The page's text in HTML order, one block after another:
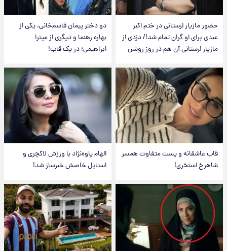
حضور مازیار لرستانی در ختم اکبر
عبدی برای او گران تمام شد!/ دزدی از
مازیار لرستانی آن هم در روز روشن
دو دختر پیمان قاسم‌خانی، یکی از
بهاره رهنما و دیگری از میترا
ابراهیمی؛ در یک قاب!
قاب عاشقانه و پست متفاوت همسر
شاهرخ استخری!
الهام پاوه‌نژاد با ورزش لاکچری و
استایل خاصش خبرساز شد!